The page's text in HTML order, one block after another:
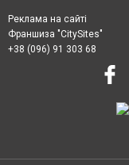
Реклама на сайті
Франшиза "CitySites"
+38 (096) 91 303 68